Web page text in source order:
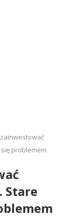
problemem
Stare